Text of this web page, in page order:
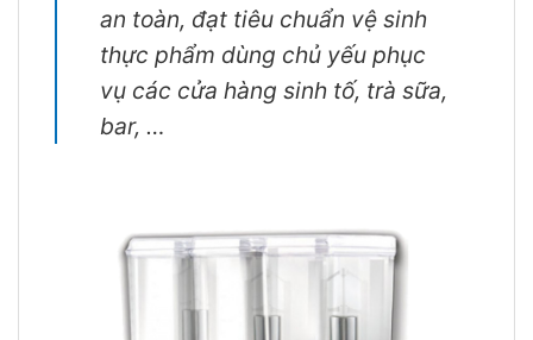
an toàn, đạt tiêu chuẩn vệ sinh
thực phẩm dùng chủ yếu phục
vụ các cửa hàng sinh tố, trà sữa,
bar, …